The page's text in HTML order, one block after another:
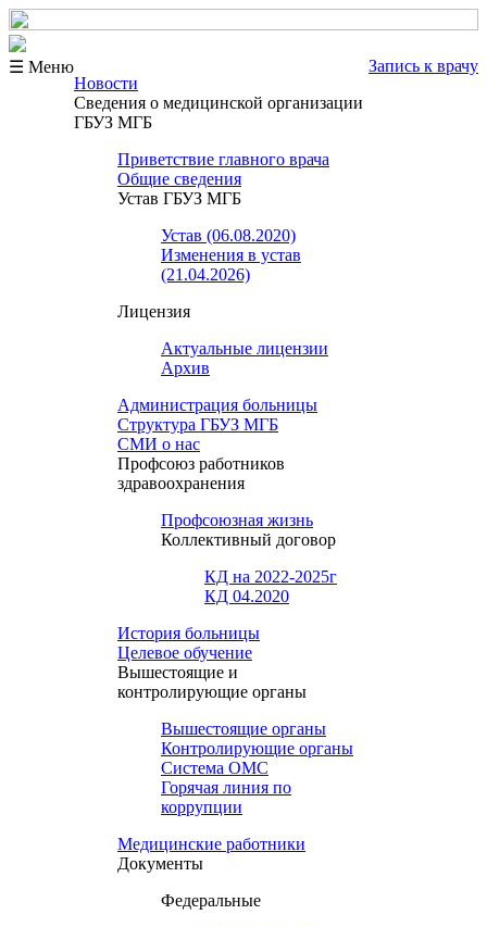
☰ Меню
Запись к врачу
Новости
Сведения о медицинской организации
ГБУЗ МГБ
Приветствие главного врача
Общие сведения
Устав ГБУЗ МГБ
Устав (06.08.2020)
Изменения в устав
(21.04.2026)
Лицензия
Актуальные лицензии
Архив
Администрация больницы
Структура ГБУЗ МГБ
СМИ о нас
Профсоюз работников
здравоохранения
Профсоюзная жизнь
Коллективный договор
КД на 2022-2025г
КД 04.2020
История больницы
Целевое обучение
Вышестоящие и
контролирующие органы
Вышестоящие органы
Контролирующие органы
Система ОМС
Горячая линия по
коррупции
Медицинские работники
Документы
Федеральные